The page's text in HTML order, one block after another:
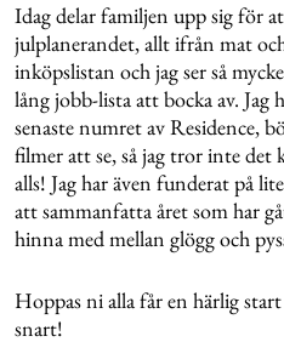
Idag delar familjen upp sig för
julplanerandet, allt ifrån mat
inköpslistan och jag ser så
lång jobb-lista att bocka av. Jag
senaste numret av Residence,
filmer att se, så jag tror inte det
alls! Jag har även funderat på
att sammanfatta året som har
hinna med mellan glögg och
Hoppas ni alla får en härlig
snart!